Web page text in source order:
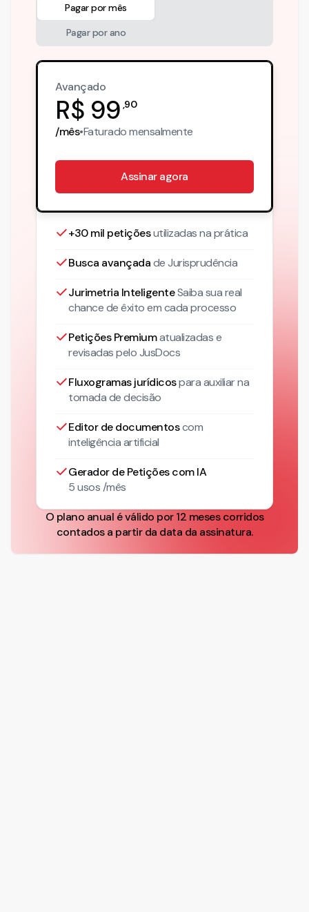
Pagar por mês
Pagar por ano
Avançado
R$ 99 ,90
/mês•Faturadomensalmente
Assinar agora
+30 mil petiçõesutilizadas na prática
Busca avançadade Jurisprudência
Jurimetria InteligenteSaiba sua real
chance de êxito em cada processo
Petições Premiumatualizadase
revisadas pelo JusDocs
Fluxogramas jurídicospara auxiliar na
tomada de decisão
Editor de documentoscom
inteligência artificial
Gerador de Petições com IA
5 usos /mês
O plano anual é válido por 12 meses corridos
contados a partir da data da assinatura.